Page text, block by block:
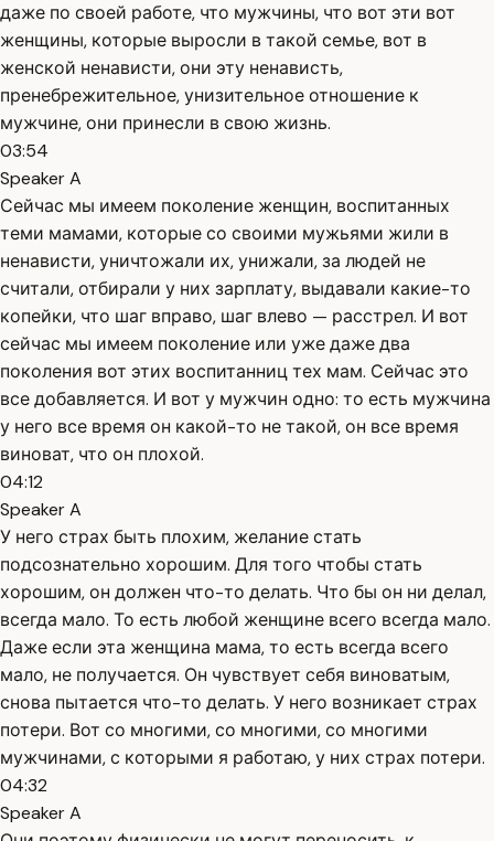
даже по своей работе, что мужчины, что вот эти вот
женщины, которые выросли в такой семье, вот в
женской ненависти, они эту ненависть,
пренебрежительное, унизительное отношение к
мужчине, они принесли в свою жизнь.
03:54
Speaker A
Сейчас мы имеем поколение женщин, воспитанных
теми мамами, которые со своими мужьями жили в
ненависти, уничтожали их, унижали, за людей не
считали, отбирали у них зарплату, выдавали какие-то
копейки, что шаг вправо, шаг влево — расстрел. И вот
сейчас мы имеем поколение или уже даже два
поколения вот этих воспитанниц тех мам. Сейчас это
все добавляется. И вот у мужчин одно: то есть мужчина
у него все время он какой-то не такой, он все время
виноват, что он плохой.
04:12
Speaker A
У него страх быть плохим, желание стать
подсознательно хорошим. Для того чтобы стать
хорошим, он должен что-то делать. Что бы он ни делал,
всегда мало. То есть любой женщине всего всегда мало.
Даже если эта женщина мама, то есть всегда всего
мало, не получается. Он чувствует себя виноватым,
снова пытается что-то делать. У него возникает страх
потери. Вот со многими, со многими, со многими
мужчинами, с которыми я работаю, у них страх потери.
04:32
Speaker A